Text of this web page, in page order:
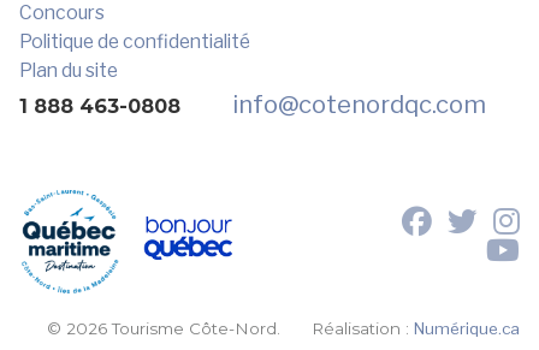
Concours
Politique de confidentialité
Plan du site
1 888 463-0808 info@cotenordqc.com
© 2026 Tourisme Côte-Nord. Réalisation :Numérique.ca